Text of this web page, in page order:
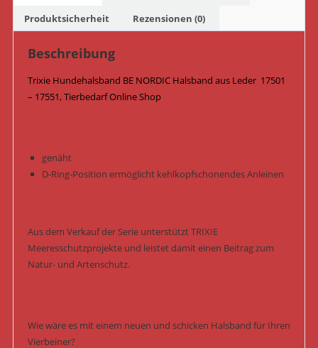
Sand
Menge
Produktsicherheit
Rezensionen (0)
Beschreibung
Trixie Hundehalsband BE NORDIC Halsband aus Leder 17501
– 17551, Tierbedarf Online Shop
genäht
D-Ring-Position ermöglicht kehlkopfschonendes Anleinen
Aus dem Verkauf der Serie unterstützt TRIXIE
Meeresschutzprojekte und leistet damit einen Beitrag zum
Natur- und Artenschutz.
Wie wäre es mit einem neuen und schicken Halsband für Ihren
Vierbeiner?